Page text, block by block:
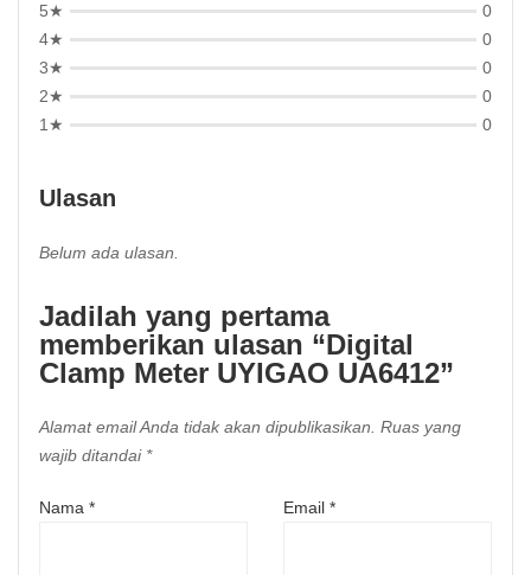
5★
0
4★
0
3★
0
2★
0
1★
0
Ulasan
Belum ada ulasan.
Jadilah yang pertama
memberikan ulasan “Digital
Clamp Meter UYIGAO UA6412”
Alamat email Anda tidak akan dipublikasikan. Ruas yang
wajib ditandai *
Nama * Email *